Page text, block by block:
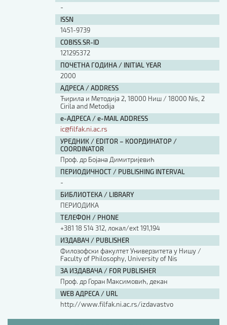
-
ISSN
1451-9739
COBISS.SR-ID
121295372
ПОЧЕТНА ГОДИНА / INITIAL YEAR
2000
АДРЕСА / ADDRESS
Ћирила и Методија 2, 18000 Ниш / 18000 Nis, 2
Cirila and Metodija
е-АДРЕСА / e-MAIL ADDRESS
ic@filfak.ni.ac.rs
УРЕДНИК / EDITOR – КООРДИНАТОР /
COORDINATOR
Проф. др Бојана Димитријевић
ПЕРИОДИЧНОСТ / PUBLISHING INTERVAL
-
БИБЛИОТЕКА / LIBRARY
ПЕРИОДИКА
ТЕЛЕФОН / PHONE
+381 18 514 312, локал/ext 191,194
ИЗДАВАЧ / PUBLISHER
Филозофски факултет Универзитета у Нишу /
Faculty of Philosophy, University of Nis
ЗА ИЗДАВАЧА / FOR PUBLISHER
Проф. др Горан Максимовић, декан
WEB АДРЕСА / URL
http://www.filfak.ni.ac.rs/izdavastvo